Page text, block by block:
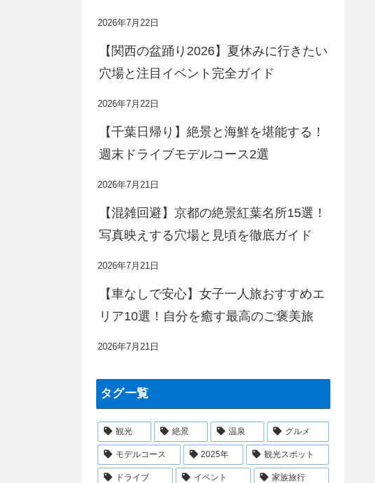
2026年7月22日
【関西の盆踊り2026】夏休みに行きたい
穴場と注目イベント完全ガイド
2026年7月22日
【千葉日帰り】絶景と海鮮を堪能する！
週末ドライブモデルコース2選
2026年7月21日
【混雑回避】京都の絶景紅葉名所15選！
写真映えする穴場と見頃を徹底ガイド
2026年7月21日
【車なしで安心】女子一人旅おすすめエ
リア10選！自分を癒す最高のご褒美旅
2026年7月21日
タグ一覧
観光 絶景 温泉 グルメ
モデルコース 2025年 観光スポット
ドライブ イベント 家族旅行